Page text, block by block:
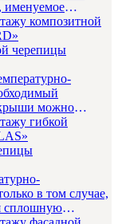
именуемое
черепицы
можно
в том случае,
сплошную